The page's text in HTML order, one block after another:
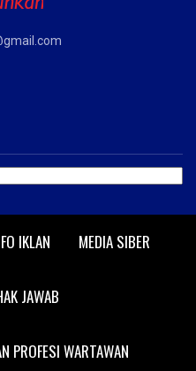
IKLAN MEDIA SIBER
JAWAB
PROFESI WARTAWAN